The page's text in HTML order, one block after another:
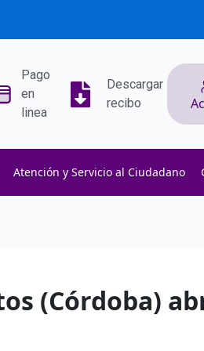
Pago
en
linea
Descargar
recibo
Atención y Servicio al Ciudadano
(Córdoba)